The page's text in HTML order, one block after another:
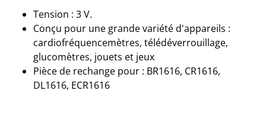
Tension : 3 V.
Conçu pour une grande variété d'appareils :
cardiofréquencemètres, télédéverrouillage,
glucomètres, jouets et jeux
Pièce de rechange pour : BR1616, CR1616,
DL1616, ECR1616